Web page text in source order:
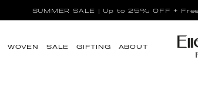
SUMMER SALE | Up to 25% OFF +
WOVEN SALE GIFTING ABOUT